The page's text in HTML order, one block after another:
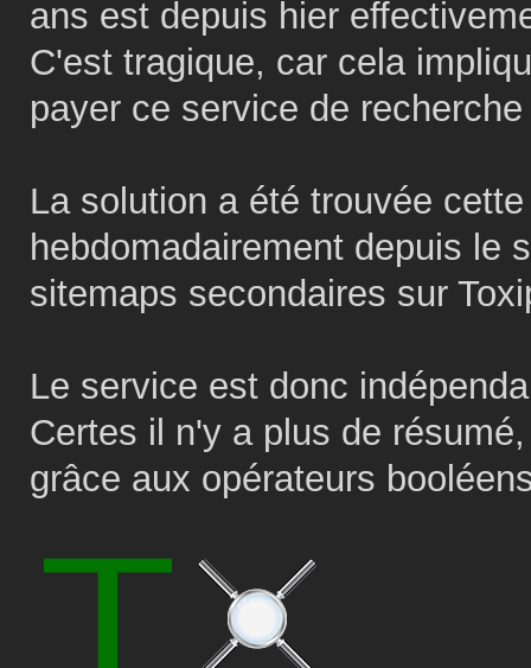
ans est depuis hier
C'est tragique, car cela
payer ce service de
La solution a été trouvée
hebdomadairement depuis le
sitemaps secondaires sur
Le service est donc
Certes il n'y a plus de
grâce aux opérateurs